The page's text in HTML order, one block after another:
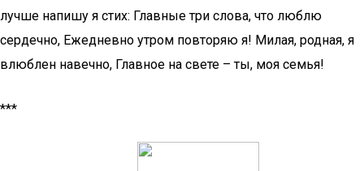
лучше напишу я стих: Главные три слова, что люблю
сердечно, Ежедневно утром повторяю я! Милая, родная, я
влюблен навечно, Главное на свете – ты, моя семья!
***